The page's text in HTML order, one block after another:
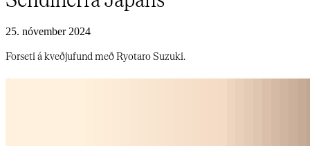
25. nóvember 2024
Forseti á kveðjufund með Ryotaro Suzuki.​​​​‌ ‍ ​‍​‍‌‍ ‌ ​‍‌‍‍‌‌‍‌ ‌‍‍‌‌‍ ‍​‍​‍​ ‍‍​‍​‍‌ ​ ‌‍​‌‌‍ ‍‌‍‍‌‌ ‌​‌ ‍‌​‍ ‍‌‍‍‌‌‍ ​‍​‍​‍ ​​‍​‍‌‍‍​‌ ​‍‌‍‌‌‌‍‌‍​‍​‍​ ‍‍​‍​‍‌‍‍​‌ ‌​‌ ‌​‌ ​​‌ ​ ​‍ ​‍ ‌‍‌‍‌‍ ‌ ​‍‌ ​ ‌‍‌‌‌ ‌​‌‍‍‌​‍ ‌‌‍‍‌‌ ​ ‌‍ ​‌‍​‌‌‍ ‍‌‍‌​‌ ​ ​‍ ‍‌ ‌‍‌‍‌‌‌ ​‍‌‍​ ‌‍‌‌‌‍ ​​‍ ‍‌‍​‌‌ ​​‌ ​​​‍ ‌ ​ ‌ ‌​‌ ‌‌‌‍‌​‌‍‍‌‌‍ ​‍ ‌‍‍‌‌‍ ‍‌ ‌​‌‍‌‌‌‍ ‍‌ ‌​​‍ ‌‍‌‌‌‍‌​‌‍‍‌‌ ‌​​‍ ‌‍ ‌‌‍ ‌‍‌​‌‍‌‌​ ‌‌ ​​‌ ​‍‌‍‌‌‌ ​ ‌‍‌‌‌‍ ‍‌ ‌​‌‍​‌‌ ‌​‌‍‍‌‌‍ ‌‍ ‍​ ‍ ‌‍‍‌‌‍‌​​ ‌‌ ​ ‌​‍‌‌​‌​‌‍‍​‌​​‌‌‍‌​‌‍​ ​ ‌‌‌‌‌​‌​​ ‌‌‍​‌‌​ ‌‌‌‌‌​‍‌​ ‌​‌​ ‌​ ​ ‌‌​ ‌‌‌‌‌ ‍‍‌‍‍‌‌‍ ‍​ ‍ ‌ ‌​‌ ‍‌‌ ​​‌‍‌‌​ ‌‌‍ ‍‌‍‌‌‌ ‌ ‌ ​ ​ ‍ ‌ ​​‌‍​‌‌ ‌​‌‍‍​​ ‌‌‍‌​‌‍‌‌‌ ​ ‌‍​ ‌ ​‍‌‍‍‌‌ ​​‌ ‌​‌‍‍‌‌‍ ‌‍ ‍​ ‌‍​‍‌‍​‌‌ ​ ‌‍‌‌‌‌‌‌‌ ​‍‌‍ ​​ ‌‌‍‍​‌ ‌​‌ ‌​‌ ​​‌ ​ ​‍‌‌​ ​‍‌​‌‍​‍‌‌​ ​‍‌​‌‍‌‍‌‍‌‍ ‌ ​‍‌ ​ ‌‍‌‌‌ ‌​‌‍‍‌​‍ ‌‌‍‍‌‌ ​ ‌‍ ​‌‍​‌‌‍ ‍‌‍‌​‌ ​ ​‍ ‍‌ ‌‍‌‍‌‌‌ ​‍‌‍​ ‌‍‌‌‌‍ ​​‍ ‍‌‍​‌‌ ​​‌ ​​​‍‌‌​ ​‍‌​‌‍‌ ​ ‌ ‌​‌ ‌‌‌‍‌​‌‍‍‌‌‍ ​‍‌‍‌‍‍‌‌‍‌​​ ‌‌ ​ ‌​‍‌‌​‌​‌‍‍​‌​​‌‌‍‌​‌‍​ ​ ‌‌‌‌‌​‌​​ ‌‌‍​‌‌​ ‌‌‌‌‌​‍‌​ ‌​‌​ ‌​ ​ ‌‌​ ‌‌‌‌‌ ‍‍‌‍‍‌‌‍ ‍​‍‌‍‌ ‌​‌ ‍‌‌ ​​‌‍‌‌​ ‌‌‍ ‍‌‍‌‌‌ ‌ ‌ ​ ​‍‌‍‌ ​​‌‍​‌‌ ‌​‌‍‍​​ ‌‌‍‌​‌‍‌‌‌ ​ ‌‍​ ‌ ​‍‌‍‍‌‌ ​​‌ ‌​‌‍‍‌‌‍ ‌‍ ‍​‍‌‍‌ ​​‌‍‌‌‌ ​‍‌ ​ ‌ ​​‌‍‌‌‌‍​ ‌ ‌​‌‍‍‌‌ ‌‍‌‍‌‌​ ‌‌ ​​‌ ‌‌‌‍​‍‌‍ ​‌‍‍‌‌ ​ ‌‍‍​‌‍‌‌‌‍‌​​‍​‍‌ ‌